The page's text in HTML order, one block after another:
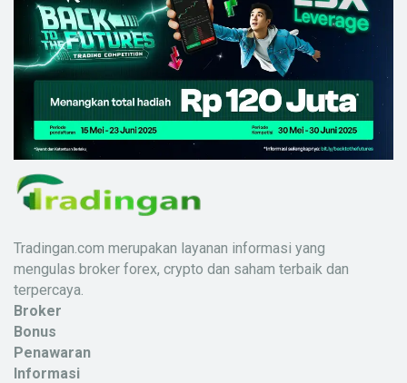
Tradingan.com merupakan layanan informasi yang
mengulas broker forex, crypto dan saham terbaik dan
terpercaya.
Broker
Bonus
Penawaran
Informasi